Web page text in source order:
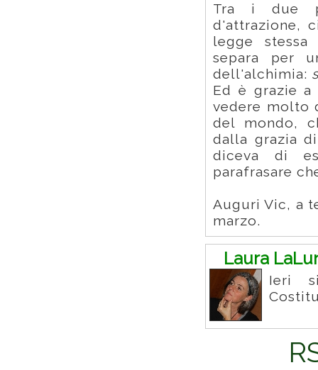
Tra i due
d'attrazione,
legge
separa per
dell'alchimia:
Ed è grazie
vedere molto
del mondo,
dalla grazia
diceva di
parafrasare
Auguri Vic, a
marzo.
Laura
Ieri